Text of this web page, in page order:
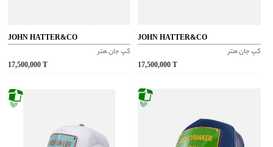
JOHN HATTER&CO
کپ جان هتر
17,500,000
JOHN HATTER&CO
کپ جان هتر
17,500,000